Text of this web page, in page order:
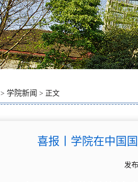
> 学院新闻 > 正文
喜报丨学院在中国
发